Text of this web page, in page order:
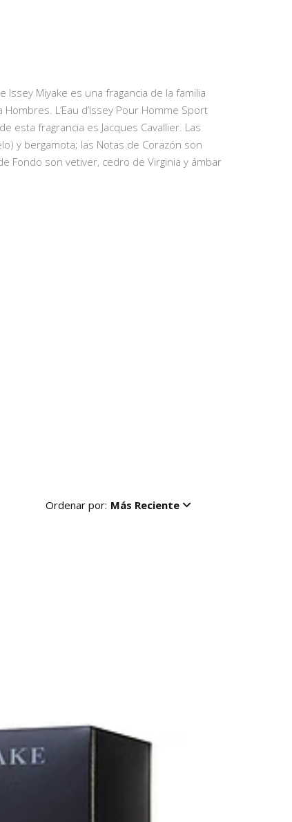
Issey Miyake es una fragancia de la familia
L’Eau d’Issey Pour Homme Sport
esta fragrancia es Jacques Cavallier. Las
y bergamota; las Notas de Corazón son
Fondo son vetiver, cedro de Virginia y ámbar
Ordenar por: Más Reciente